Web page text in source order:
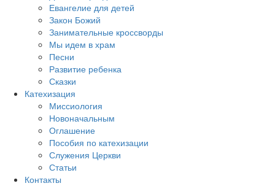
Евангелие для детей
Закон Божий
Занимательные кроссворды
Мы идем в храм
Песни
Развитие ребенка
Сказки
Катехизация
Миссиология
Новоначальным
Оглашение
Пособия по катехизации
Служения Церкви
Статьи
Контакты